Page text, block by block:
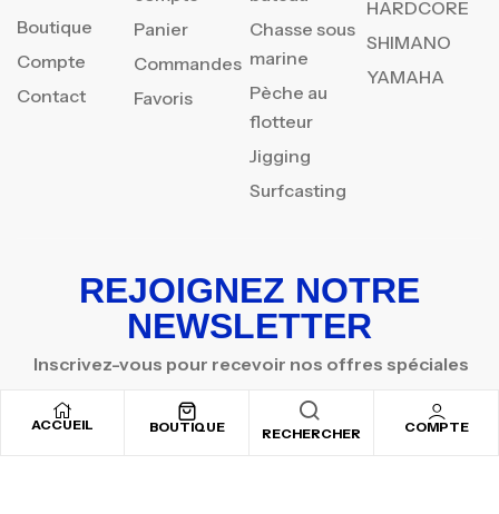
ACCUEIL BOUTIQUE RECHERCHER COMPTE
Boutique
Compte
Contact
Panier
Commandes
Favoris
Chasse sous
marine
Pèche au
flotteur
Jigging
Surfcasting
HARDCORE
SHIMANO
YAMAHA
REJOIGNEZ NOTRE
NEWSLETTER
Inscrivez-vous pour recevoir nos offres spéciales